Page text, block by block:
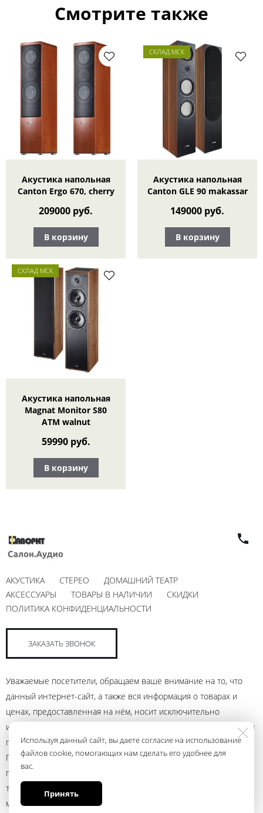
Смотрите также
Акустика напольная
Canton Ergo 670, cherry
209000 руб.
В корзину
СКЛАД МСК
Акустика напольная
Canton GLE 90 makassar
149000 руб.
В корзину
СКЛАД МСК
Акустика напольная
Magnat Monitor S80
ATM walnut
59990 руб.
В корзину
Используя данный сайт, вы даете согласие на использование
файлов cookie, помогающих нам сделать его удобнее для
вас.
Принять
АКУСТИКА СТЕРЕО
ДОМАШНИЙ ТЕАТР
АКСЕССУАРЫ
ТОВАРЫ В НАЛИЧИИ
СКИДКИ
ПОЛИТИКА КОНФИДЕНЦИАЛЬНОСТИ
ЗАКАЗАТЬ ЗВОНОК
Уважаемые посетители, обращаем ваше внимание на то, что
данный интернет-сайт, а также вся информация о товарах и
ценах, предоставленная на нём, носит исключительно
информационный характер и ни при каких условиях не является
публичной офертой, определяемой положениями Статьи 437
Гражданского кодекса Российской Федерации. Для получения
подробной информации о наличии и стоимости указанных
товаров и (или) услуг, пожалуйста, обращайтесь к менеджеру
магазина с помощью электронной почты andrey@ural.audio или